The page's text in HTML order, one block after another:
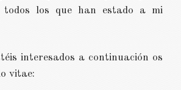
todos los que han estado a mi
interesados a continuación os
vitae: